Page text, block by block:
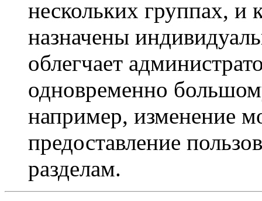
нескольких группах, и
назначены
облегчает
одновременно
например, изменение
предоставление
разделам.